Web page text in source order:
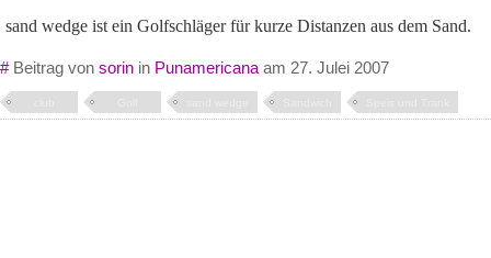
sand wedge ist ein Golfschläger für kurze Distanzen aus dem Sand.
#Beitrag von sorin in Punamericana am 27. Julei 2007